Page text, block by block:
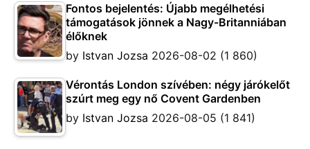
Fontos bejelentés: Újabb megélhetési
támogatások jönnek a Nagy-Britanniában
élőknek
by Istvan Jozsa 2026-08-02 (1 860)
Vérontás London szívében: négy járókelőt
szúrt meg egy nő Covent Gardenben
by Istvan Jozsa 2026-08-05 (1 841)